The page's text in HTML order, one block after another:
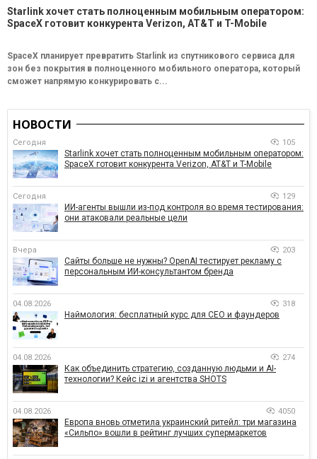
Starlink хочет стать полноценным мобильным оператором:
SpaceX готовит конкурента Verizon, AT&T и T-Mobile
SpaceX планирует превратить Starlink из спутникового сервиса для
зон без покрытия в полноценного мобильного оператора, который
сможет напрямую конкурировать с...
НОВОСТИ
Сегодня 105
Starlink хочет стать полноценным мобильным оператором:
SpaceX готовит конкурента Verizon, AT&T и T-Mobile
Сегодня 129
ИИ-агенты вышли из-под контроля во время тестирования:
они атаковали реальные цели
Вчера 203
Сайты больше не нужны? OpenAI тестирует рекламу с
персональным ИИ-консультантом бренда
04.08.2026 318
Наймология: бесплатный курс для CEO и фаундеров
04.08.2026 274
Как объединить стратегию, созданную людьми и AI-
технологии? Кейс izi и агентства SHOTS
04.08.2026 4050
Европа вновь отметила украинский ритейл: три магазина
«Сильпо» вошли в рейтинг лучших супермаркетов